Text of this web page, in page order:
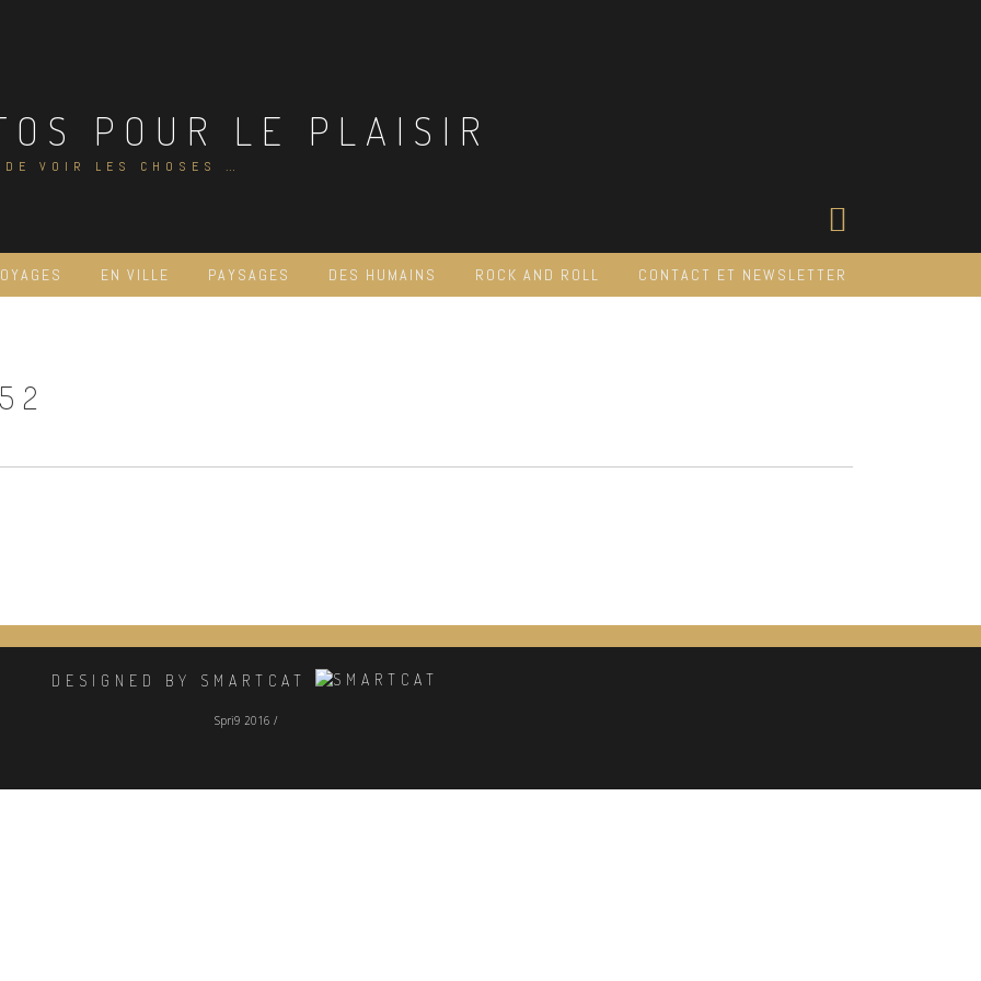
POUR LE PLAISIR
VOIR LES CHOSES …
EN VILLE PAYSAGES DES HUMAINS ROCK AND ROLL CONTACT ET NEWSLETTER
DESIGNED BY SMARTCAT
Spri9 2016 /